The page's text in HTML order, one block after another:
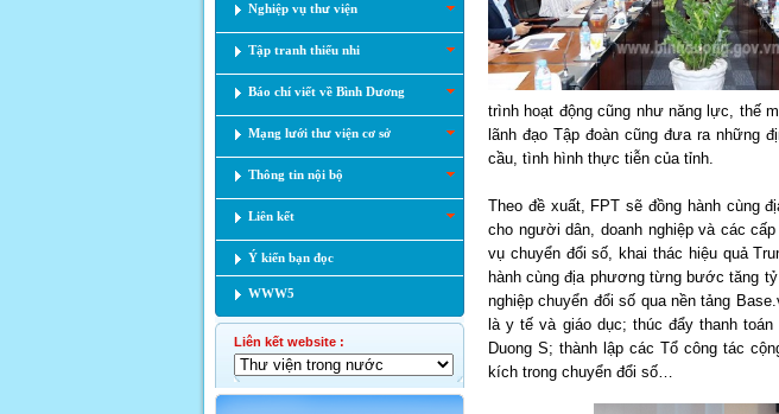
Nghiệp vụ thư viện
Tập tranh thiếu nhi
Báo chí viết về Bình Dương
Mạng lưới thư viện cơ sở
Thông tin nội bộ
Liên kết
Ý kiến bạn đọc
WWW5
Liên kết website :
trình hoạt động cũng như năng lực, thế
lãnh đạo Tập đoàn cũng đưa ra những
cầu, tình hình thực tiễn của tỉnh.
Theo đề xuất, FPT sẽ đồng hành cùng
cho người dân, doanh nghiệp và các
vụ chuyển đổi số, khai thác hiệu quả
hành cùng địa phương từng bước tăng
nghiệp chuyển đổi số qua nền tảng
là y tế và giáo dục; thúc đẩy thanh
Duong S; thành lập các Tổ công tác
kích trong chuyển đổi số…